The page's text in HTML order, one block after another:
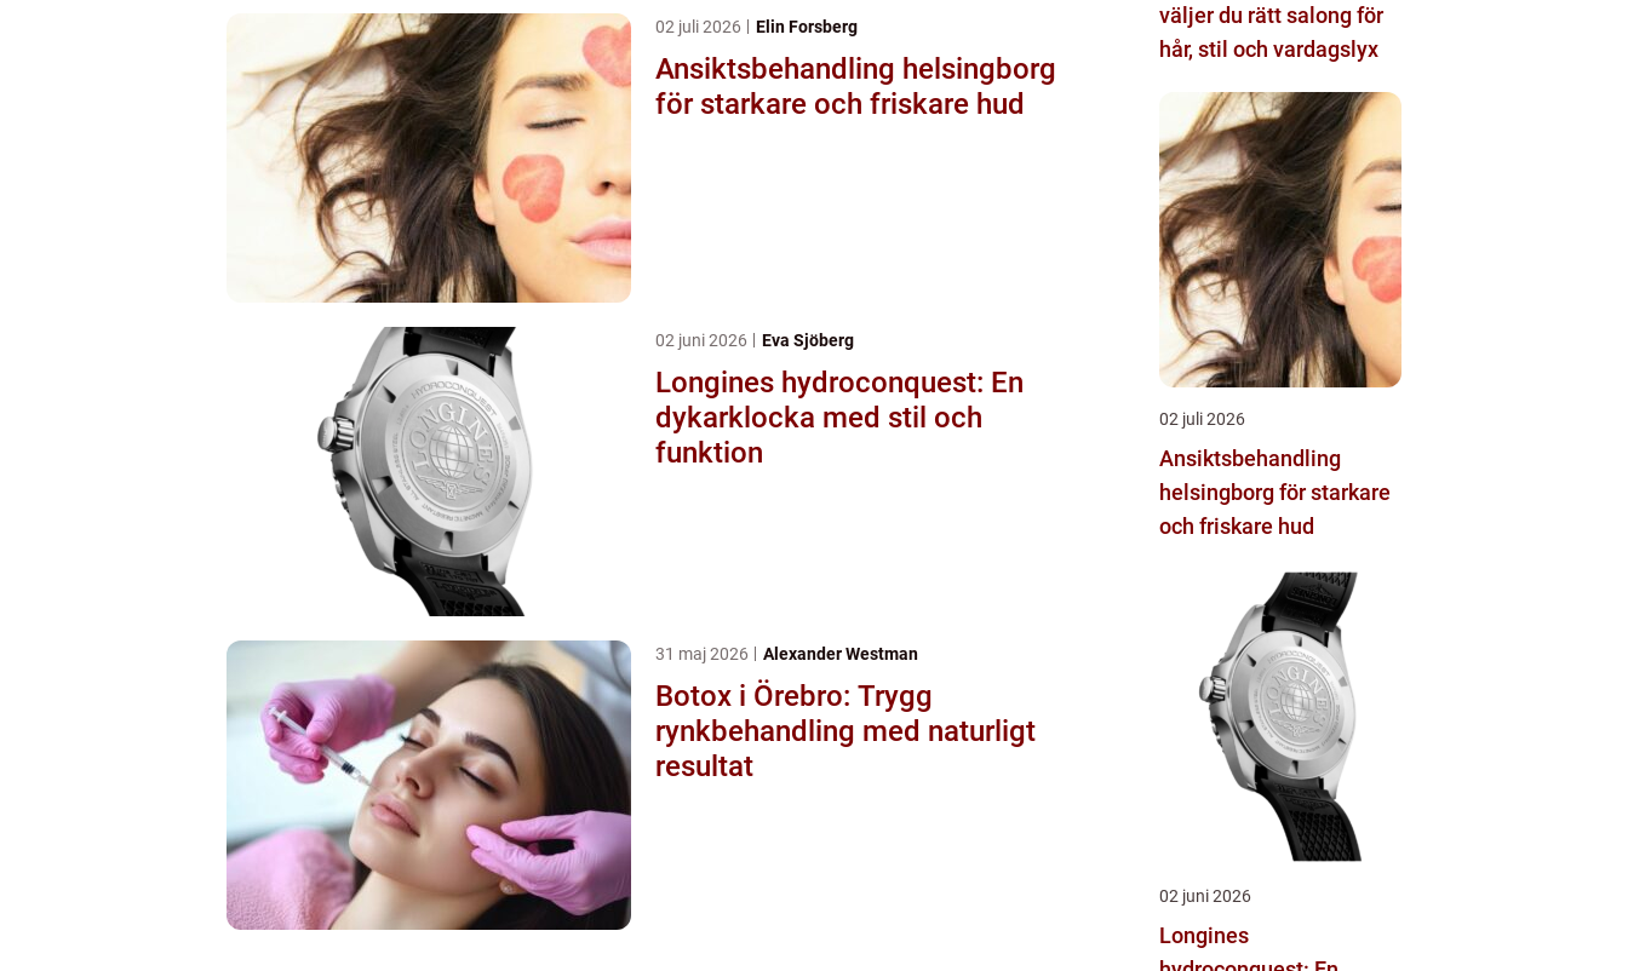
02 juli 2026 Elin Forsberg
Ansiktsbehandling helsingborg
för starkare och friskare hud
02 juni 2026 Eva Sjöberg
Longines hydroconquest: En
dykarklocka med stil och
funktion
31 maj 2026 Alexander Westman
Botox i Örebro: Trygg
rynkbehandling med naturligt
resultat
väljer du rätt salong för
hår, stil och vardagslyx
02 juli 2026
Ansiktsbehandling
helsingborg för starkare
och friskare hud
02 juni 2026
Longines